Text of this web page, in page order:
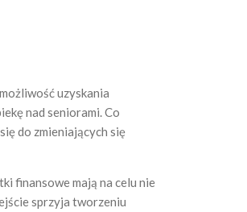
uzyskania
nad seniorami. Co
do zmieniających się
finansowe mają na celu nie
sprzyja tworzeniu